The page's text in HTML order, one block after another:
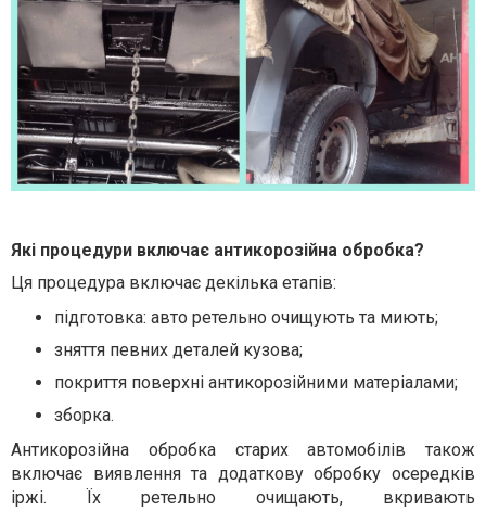
Які процедури включає антикорозійна обробка?
Ця процедура включає декілька етапів:
підготовка: авто ретельно очищують та миють;
зняття певних деталей кузова;
покриття поверхні антикорозійними матеріалами;
зборка.
Антикорозійна обробка старих автомобілів також
включає виявлення та додаткову обробку осередків
іржі. Їх ретельно очищають, вкривають